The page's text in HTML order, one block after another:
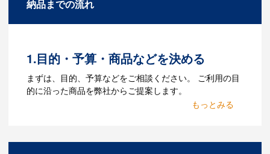
があります。Adobe illustratorのaiファイ
Q：ウェブサイトに掲載され
ていないオリジナルのノベル
納品までの流れ
1.目的・予算・商品などを決める
まずは、目的、予算などをご相談ください。 ご利用の目
的に沿った商品を弊社からご提案します。